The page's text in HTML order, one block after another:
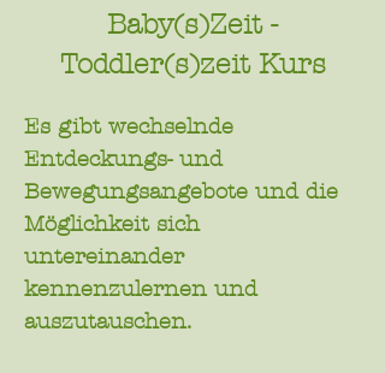
Baby(s)Zeit -
Toddler(s)zeit Kurs
Es gibt wechselnde
Entdeckungs- und
Bewegungsangebote und die
Möglichkeit sich
untereinander
kennenzulernen und
auszutauschen.